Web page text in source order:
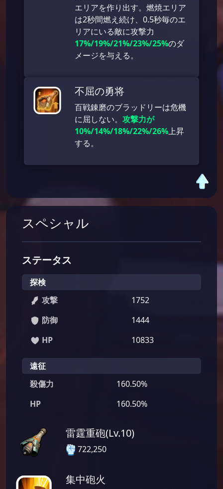
エリアを作り出す。燃焼エリア
は2秒間燃え続け、0.5秒毎のエ
リアにいる敵に攻撃力
17%/19%/21%/23%/25%のダ
メージを与える。
不屈の勇将
百戦錬磨のブラッドリーは危機
に屈しない。 攻撃力が
10%/14%/18%/22%/26%上昇
する。
スペシャル
ステータス
探検
攻撃
1752
防御
1444
HP
10833
遠征
殺傷力
160.50%
HP
160.50%
雷霆重砲(Lv.10)
722,250
集中砲火